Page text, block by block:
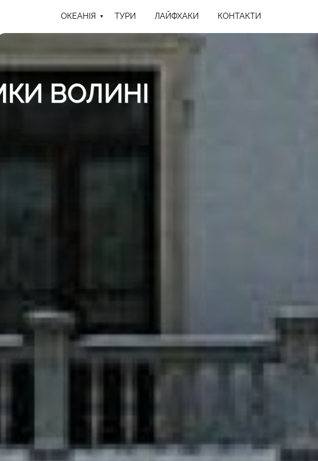
ОКЕАНІЯ ТУРИ ЛАЙФХАКИ КОНТАКТИ
ВОЛИНІ